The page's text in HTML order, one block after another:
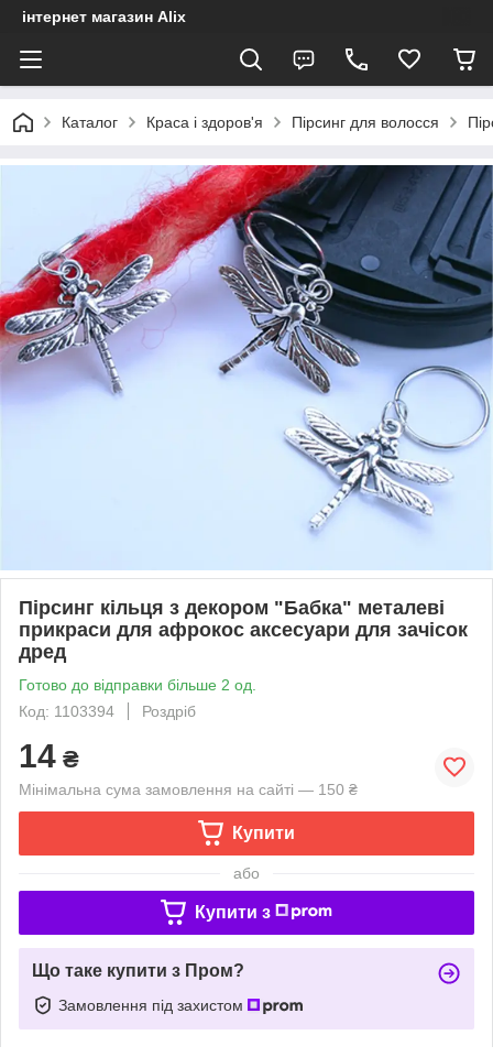
інтернет магазин Alix
Каталог Краса і здоров'я Пірсинг для волосся
Пірсинг кільця з декором "Бабка" металеві
прикраси для афрокос аксесуари для зачісок
дред
Готово до відправки більше 2 од.
Код: 1103394
Роздріб
14 ₴
Мінімальна сума замовлення на сайті — 150 ₴
Купити
або
Купити з
Що таке купити з Пром?
Замовлення під захистом